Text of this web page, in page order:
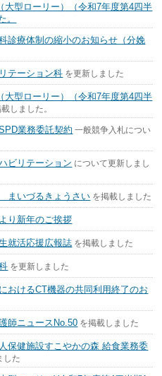
大型ローリー）（令和7年度第4四半
。
診療体制の縮小のお知らせ（分娩
テーション科 を更新しました
大型ローリー）（令和7年度第4四半
しました。
業務委託契約 一般競争入札につい
ビリテーション について更新しまし
まいづるきょうさい を掲載しました
り新年のご挨拶
就活応援広報誌 を掲載しました
を更新しました
おけるCT機器の共同利用終了のお
師ニュースNo.50 を掲載しました
保健施設すこやかの森 給食業務委
した